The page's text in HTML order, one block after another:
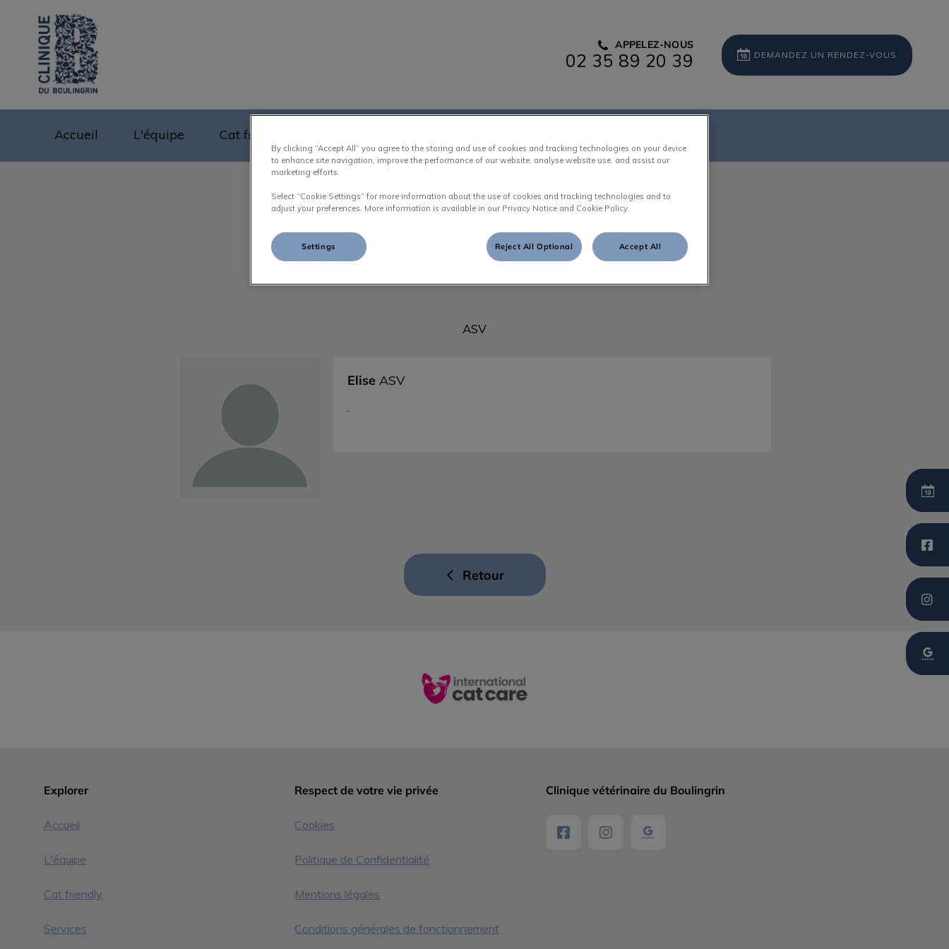
APPELEZ-NOUS
02 35 89 20 39 DEMANDEZ UN RENDEZ-VOUS
Accueil L'équipe Cat friendly
Elise
ASV
Elise ASV
.
Retour
Explorer
Accueil
L'équipe
Cat friendly
Services
Respect de votre vie privée
Cookies
Politique de Confidentialité
Mentions légales
Conditions générales de fonctionnement
Clinique vétérinaire du Boulingrin
By clicking “Accept All” you agree to the storing and use of cookies and tracking technologies on your device
to enhance site navigation, improve the performance of our website, analyse website use, and assist our
marketing efforts.
Select “Cookie Settings” for more information about the use of cookies and tracking technologies and to
adjust your preferences. More information is available in our Privacy Notice and Cookie Policy.
Settings Reject All Optional Accept All